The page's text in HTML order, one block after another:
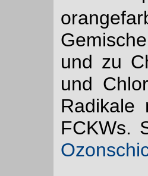
und zu
und
Radikale
FCKWs.